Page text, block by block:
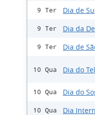
9 Ter Dia de
9 Ter Dia da
9 Ter Dia de
10 Qua Dia do
10 Qua Dia do
10 Qua Dia